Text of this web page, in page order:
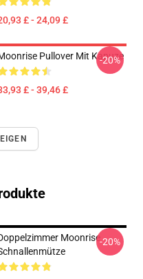
£ - 24,09 £
Pullover Mit Kapuze
£ - 39,46 £
-20%
Moonrise-20%